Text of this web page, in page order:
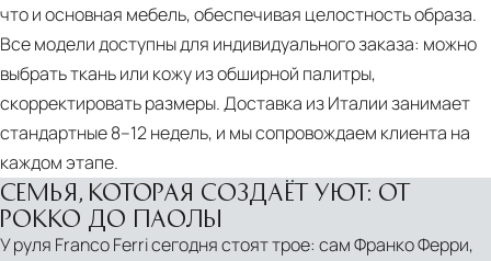
что и основная мебель, обеспечивая целостность образа.
Все модели доступны для индивидуального заказа: можно
выбрать ткань или кожу из обширной палитры,
скорректировать размеры. Доставка из Италии занимает
стандартные 8–12 недель, и мы сопровождаем клиента на
каждом этапе.
СЕМЬЯ, КОТОРАЯ СОЗДАЁТ УЮТ: ОТ
РОККО ДО ПАОЛЫ
У руля Franco Ferri сегодня стоят трое: сам Франко Ферри,